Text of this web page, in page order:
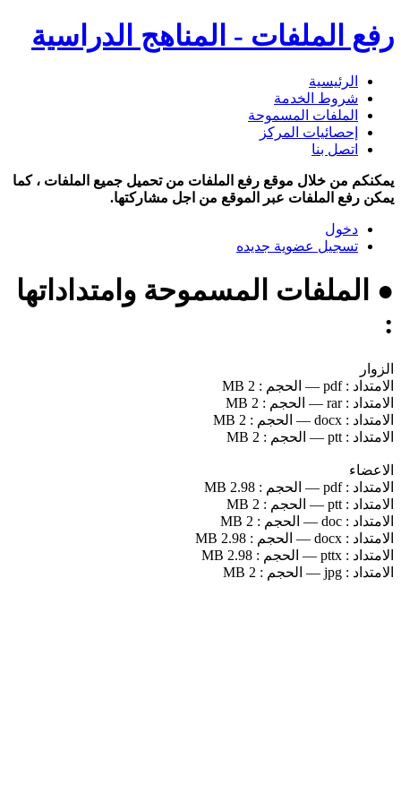
رفع الملفات - المناهج الدراسية
الرئيسية
شروط الخدمة
الملفات المسموحة
إحصائيات المركز
اتصل بنا
يمكنكم من خلال موقع رفع الملفات من تحميل جميع الملفات ، كما
يمكن رفع الملفات عبر الموقع من اجل مشاركتها.
دخول
تسجيل عضوية جديده
● الملفات المسموحة وامتداداتها
:
الزوار
الامتداد :pdf
— الحجم : 2 MB
الامتداد :rar
— الحجم : 2 MB
الامتداد : docx
— الحجم : 2 MB
الامتداد : ptt
— الحجم : 2 MB
الاعضاء
الامتداد :pdf
— الحجم : 2.98 MB
الامتداد : ptt
— الحجم : 2 MB
الامتداد : doc
— الحجم : 2 MB
الامتداد : docx
— الحجم : 2.98 MB
الامتداد : pttx
— الحجم : 2.98 MB
الامتداد : jpg
— الحجم : 2 MB